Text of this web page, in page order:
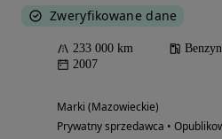
Zweryfikowane dane
233 000 km
2007
Marki (Mazowieckie)
Prywatny sprzedawca •